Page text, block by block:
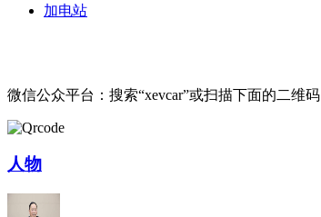
加电站
微信公众平台：搜索“xevcar”或扫描下面的二维码
人物